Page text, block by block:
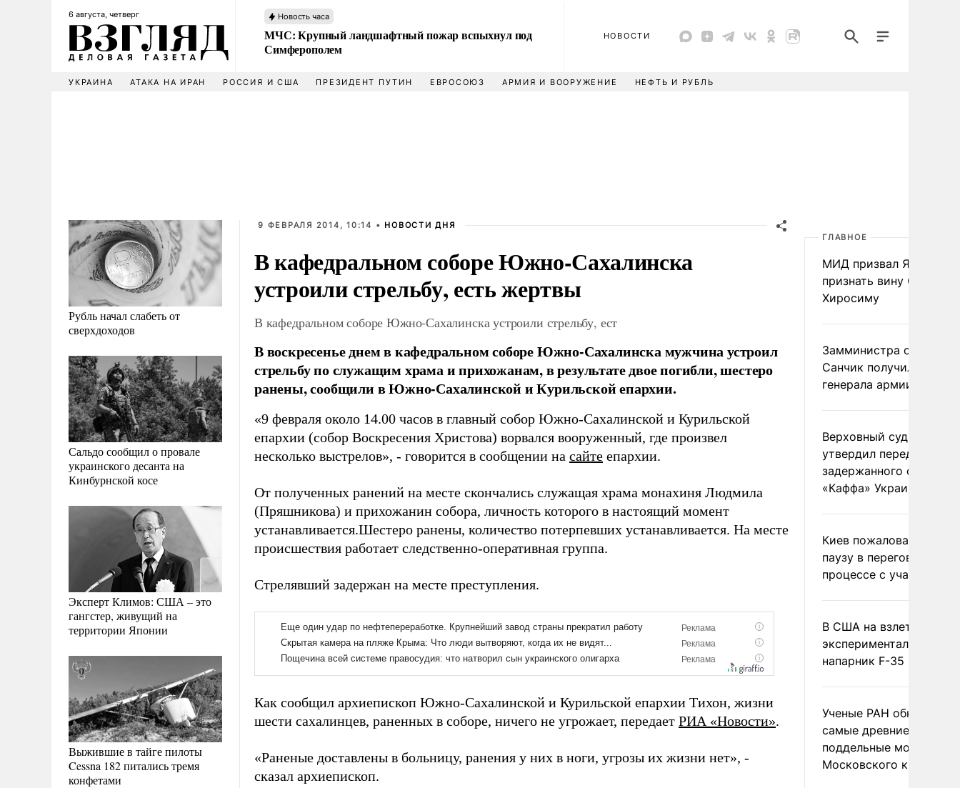
6 августа, четверг Новость часа
МЧС: Крупный ландшафтный пожар вспыхнул под
Симферополем
НОВОСТИ
УКРАИНА АТАКА НА ИРАН РОССИЯ И США ПРЕЗИДЕНТ ПУТИН ЕВРОСОЮЗ АРМИЯ И ВООРУЖЕНИЕ НЕФТЬ И РУБЛЬ
Рубль начал слабеть от
сверхдоходов
Сальдо сообщил о провале
украинского десанта на
Кинбурнской косе
Эксперт Климов: США – это
гангстер, живущий на
территории Японии
Выжившие в тайге пилоты
Cessna 182 питались тремя
конфетами
9 ФЕВРАЛЯ 2014, 10:14 • НОВОСТИ ДНЯ
В кафедральном соборе Южно-Сахалинска
устроили стрельбу, есть жертвы
В кафедральном соборе Южно-Сахалинска устроили стрельбу, ест
В воскресенье днем в кафедральном соборе Южно-Сахалинска мужчина устроил
стрельбу по служащим храма и прихожанам, в результате двое погибли, шестеро
ранены, сообщили в Южно-Сахалинской и Курильской епархии.
«9 февраля около 14.00 часов в главный собор Южно-Сахалинской и Курильской
епархии (собор Воскресения Христова) ворвался вооруженный, где произвел
несколько выстрелов», - говорится в сообщении на сайте епархии.
От полученных ранений на месте скончались служащая храма монахиня Людмила
(Пряшникова) и прихожанин собора, личность которого в настоящий момент
устанавливается.Шестеро ранены, количество потерпевших устанавливается. На месте
происшествия работает следственно-оперативная группа.
Стрелявший задержан на месте преступления.
Как сообщил архиепископ Южно-Сахалинской и Курильской епархии Тихон, жизни
шести сахалинцев, раненных в соборе, ничего не угрожает, передает РИА «Новости».
«Раненые доставлены в больницу, ранения у них в ноги, угрозы их жизни нет», -
сказал архиепископ.
ГЛАВНОЕ
МИД призвал Японию
признать вину США за
Хиросиму
Замминистра обороны
Санчик получил звание
генерала армии
Верховный суд Швеции
утвердил передачу
задержанного
«Каффа» Украине
Киев пожаловался на
паузу в переговорном
процессе с участием
В США на взлете
экспериментальный
напарник F-35
Ученые РАН
самые древние
поддельные монеты
Московского